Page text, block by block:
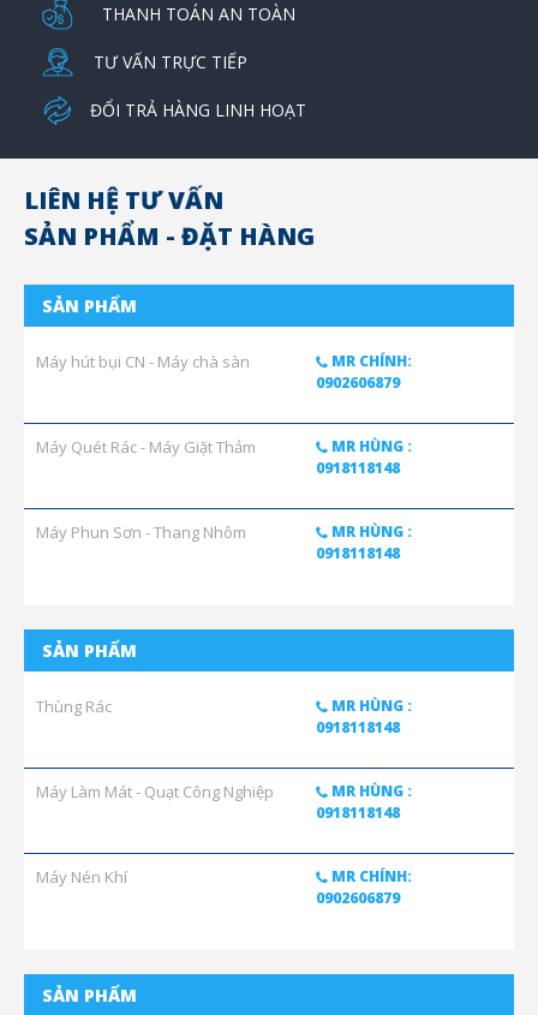
THANH TOÁN AN TOÀN
TƯ VẤN TRỰC TIẾP
ĐỔI TRẢ HÀNG LINH HOẠT
LIÊN HỆ TƯ VẤN
SẢN PHẨM - ĐẶT HÀNG
SẢN PHẨM
Máy hút bụi CN - Máy chà sàn
MR CHÍNH:
0902606879
Máy Quét Rác - Máy Giặt Thảm
MR HÙNG :
0918118148
Máy Phun Sơn - Thang Nhôm
MR HÙNG :
0918118148
SẢN PHẨM
Thùng Rác
MR HÙNG :
0918118148
Máy Làm Mát - Quạt Công Nghiệp
MR HÙNG :
0918118148
Máy Nén Khí
MR CHÍNH:
0902606879
SẢN PHẨM